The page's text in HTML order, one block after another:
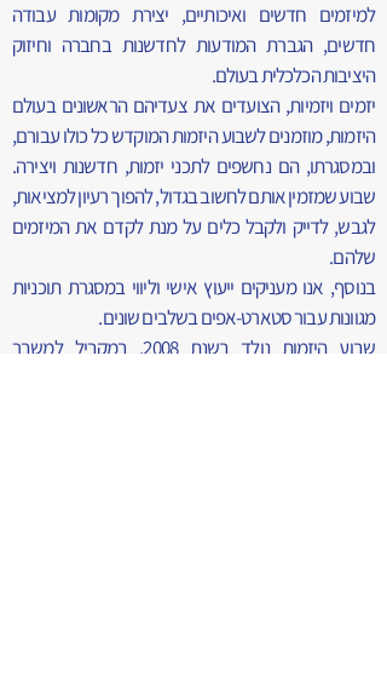
למיזמים חדשים ואיכותיים, יצירת מקומות עבודה
חדשים, הגברת המודעות לחדשנות בחברה וחיזוק
היציבות הכלכלית בעולם.
יזמים ויזמיות, הצועדים את צעדיהם הראשונים בעולם
היזמות, מוזמנים לשבוע היזמות המוקדש כל כולו עבורם,
ובמסגרתו, הם נחשפים לתכני יזמות, חדשנות ויצירה.
שבוע שמזמין אותם לחשוב בגדול, להפוך רעיון למציאות,
לגבש, לדייק ולקבל כלים על מנת לקדם את המיזמים
שלהם.
בנוסף, אנו מעניקים ייעוץ אישי וליווי במסגרת תוכניות
מגוונות עבור סטארט-אפים בשלבים שונים.
שבוע היזמות נולד בשנת 2008, במקביל למשבר